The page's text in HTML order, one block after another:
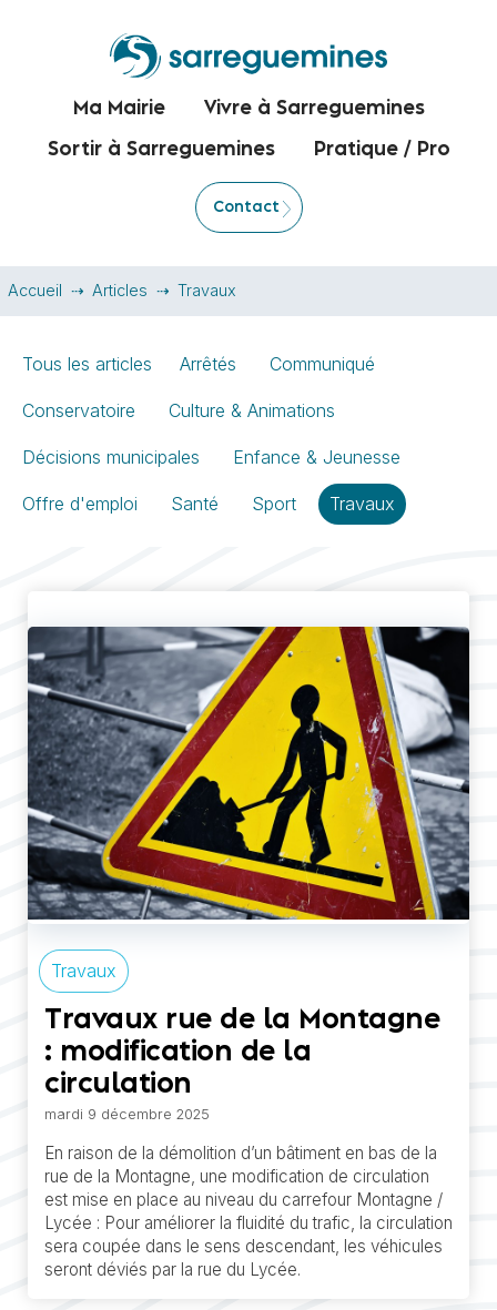
Ma Mairie Vivre à Sarreguemines
Sortir à Sarreguemines Pratique / Pro
Contact
Accueil Articles Travaux
Tous les articles Arrêtés Communiqué
Conservatoire Culture & Animations
Décisions municipales Enfance & Jeunesse
Offre d'emploi Santé Sport Travaux
Travaux
Travaux rue de la Montagne
: modification de la
circulation
mardi 9 décembre 2025
En raison de la démolition d’un bâtiment en bas de la
rue de la Montagne, une modification de circulation
est mise en place au niveau du carrefour Montagne /
Lycée : Pour améliorer la fluidité du trafic, la circulation
sera coupée dans le sens descendant, les véhicules
seront déviés par la rue du Lycée.